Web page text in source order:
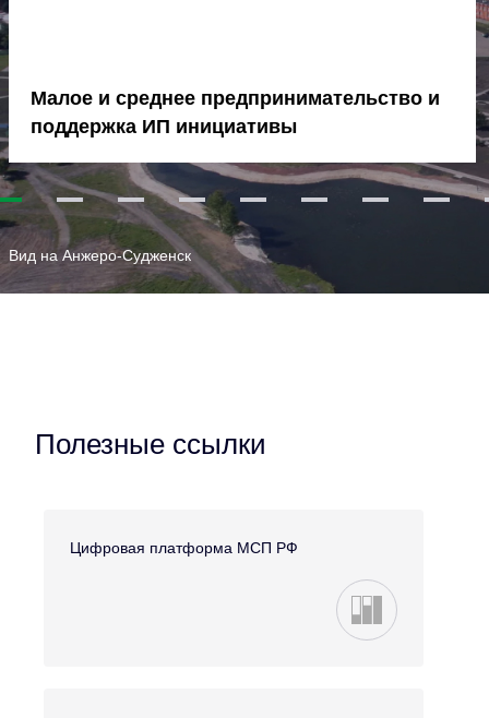
Малое и среднее предпринимательство и
поддержка ИП инициативы
1 2 3 4 5 6 7 8
Вид на Анжеро-Судженск
Полезные ссылки
Цифровая платформа МСП РФ